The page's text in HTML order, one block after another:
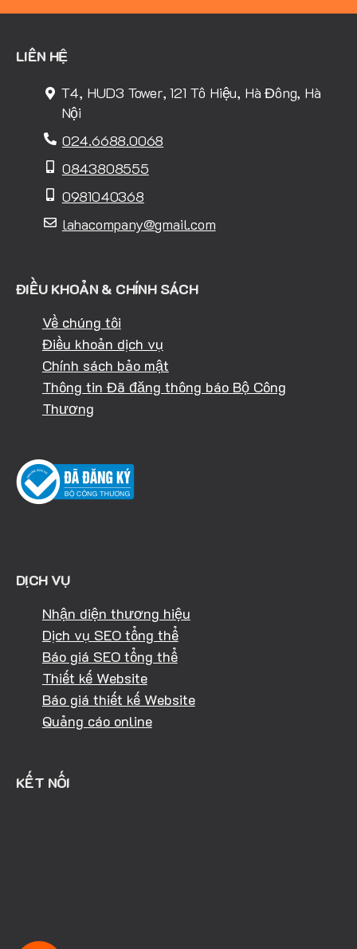
LIÊN HỆ
T4, HUD3 Tower, 121 Tô Hiệu, Hà Đông, Hà
Nội
024.6688.0068
0843808555
0981040368
lahacompany@gmail.com
ĐIỀU KHOẢN & CHÍNH SÁCH
Về chúng tôi
Điều khoản dịch vụ
Chính sách bảo mật
Thông tin Đã đăng thông báo Bộ Công
Thương
DỊCH VỤ
Nhận diện thương hiệu
Dịch vụ SEO tổng thể
Báo giá SEO tổng thể
Thiết kế Website
Báo giá thiết kế Website
Quảng cáo online
KẾT NỐI